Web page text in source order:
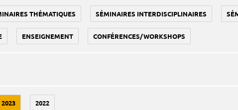
THÉMATIQUES SÉMINAIRES INTERDISCIPLINAIRES
ENSEIGNEMENT CONFÉRENCES/WORKSHOPS
2023 2022